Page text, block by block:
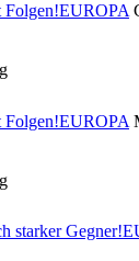
Folgen!EUROPA
Folgen!EUROPA
starker Gegner!